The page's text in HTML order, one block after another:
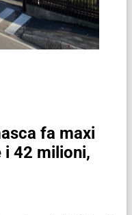
fa maxi
42 milioni,